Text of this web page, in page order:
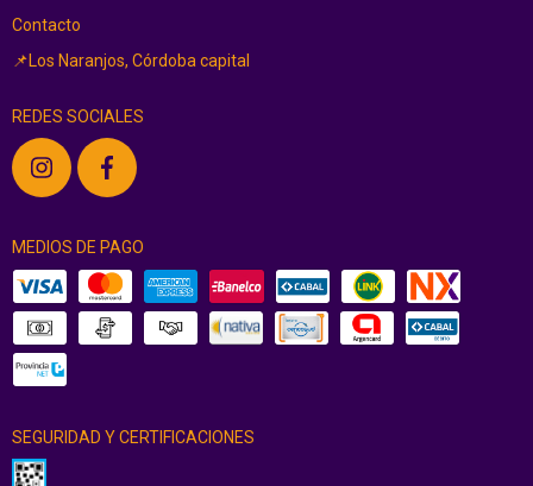
Contacto
📌Los Naranjos, Córdoba capital
REDES SOCIALES
MEDIOS DE PAGO
SEGURIDAD Y CERTIFICACIONES